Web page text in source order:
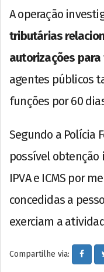
A operação
tributárias
autorizações para
agentes públicos
funções por 60
Segundo a Polícia
possível obtenção
IPVA e ICMS por
concedidas a
exerciam a
Compartilhe via: